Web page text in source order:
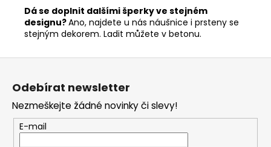
Dá se doplnit dalšími šperky ve stejném
designu?Ano, najdete u nás náušnice i prsteny se
stejným dekorem. Ladit můžete v betonu.
Z
Odebírat newsletter
Nezmeškejte žádné novinky či slevy!
E-mail